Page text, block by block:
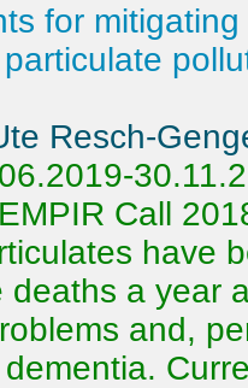
for
Resch-
Call
have
deaths a year
and,